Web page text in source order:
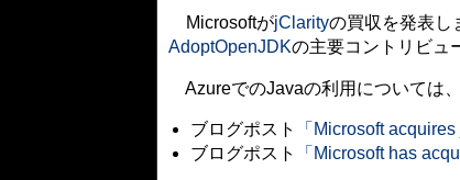
MicrosoftがjClarityの買収を発表し
AdoptOpenJDKの主要コントリビュ
AzureでのJavaの利用については、
ブログポスト
「Microsoft
ブログポスト
「Microsoft has